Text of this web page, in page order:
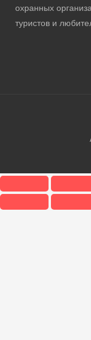
охранных
туристов и